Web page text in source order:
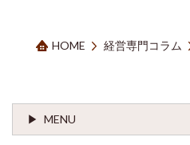
HOME 経営専門コラム
MENU